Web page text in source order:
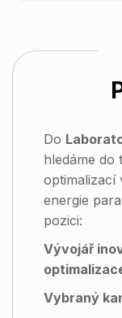
Do
hledáme do
optimalizací
energie
pozici:
Vývojář
Vybraný